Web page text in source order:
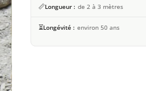
📏Longueur de 2 à 3 mètres
⏳Longévité environ 50 ans